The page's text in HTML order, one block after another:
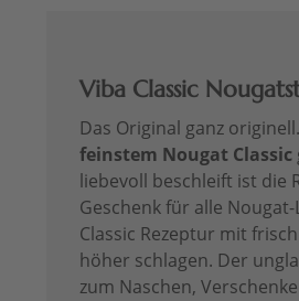
Viba Classic
Das Original ganz
feinstem Nougat Classic
liebevoll beschleift ist die
Geschenk für alle
Classic Rezeptur mit
höher schlagen. Der
zum Naschen,